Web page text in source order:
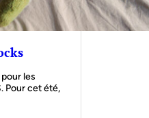
les
Pour cet été,